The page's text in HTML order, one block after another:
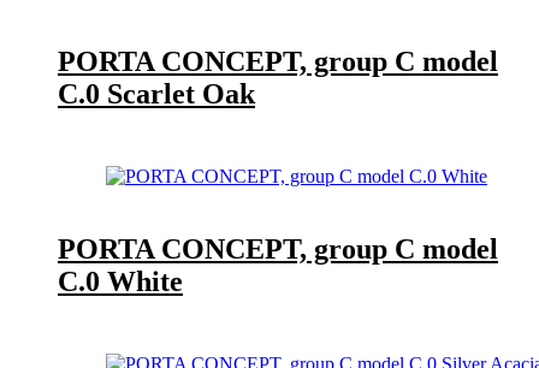
PORTA CONCEPT, group C model
C.0 Scarlet Oak
PORTA CONCEPT, group C model
C.0 White